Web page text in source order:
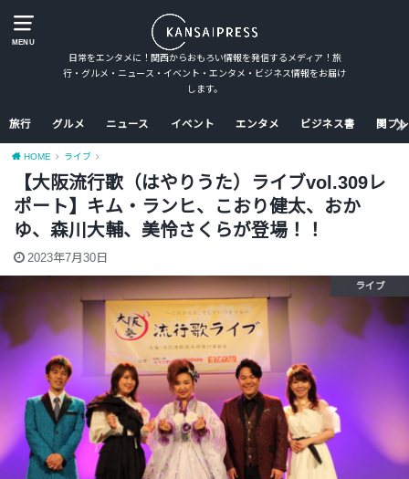
MENU
日常をエンタメに！関西からおもろい情報を発信するメディア！旅
行・グルメ・ニュース・イベント・エンタメ・ビジネス情報をお届け
します。
旅行 グルメ ニュース イベント エンタメ ビジネス書 関プ
HOME ライブ
【大阪流行歌（はやりうた）ライブvol.309レ
ポート】キム・ランヒ、こおり健太、おか
ゆ、森川大輔、美怜さくらが登場！！
2023年7月30日
ライブ